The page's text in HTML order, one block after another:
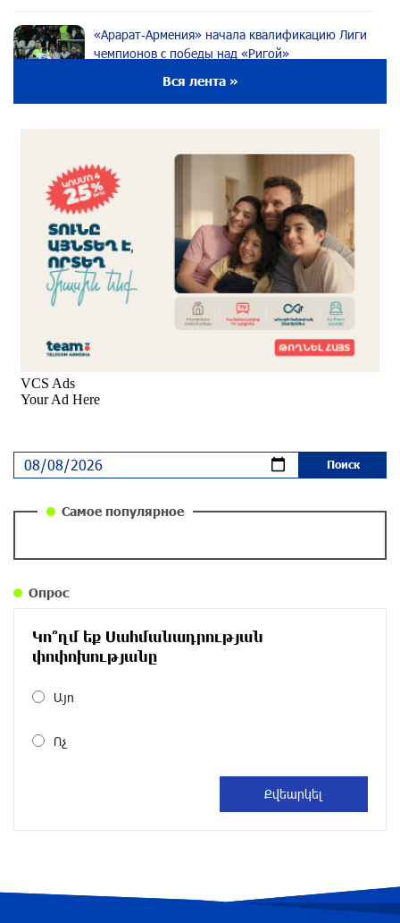
«Арарат‑Армения» начала квалификацию Лиги
чемпионов с победы над «Ригой»
около одного месяца назад
Аравийским морем
около одного месяца назад
Вопрос об аресте Чалабяна дошел до
Европейского парламента: «Паст»
около одного месяца назад
и чего на самом деле ожидает общество?
парламентского бойкота оппозиции - пустая
повестка дня? «Паст»
около одного месяца назад
Размик Марукян стал обладателем бронзовой
избежать энергодефицита в Армении: Алексей
около одного месяца назад
Вся лента »
Самое популярное
Опрос
Կո՞ղմ եք Սահմանադրության
փոփոխությանը
Այո
Ոչ